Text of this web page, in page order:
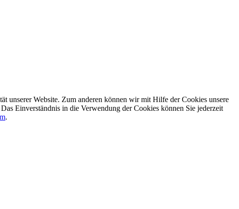
unserer Website. Zum anderen können wir mit Hilfe der Cookies unsere
Einverständnis in die Verwendung der Cookies können Sie jederzeit
.